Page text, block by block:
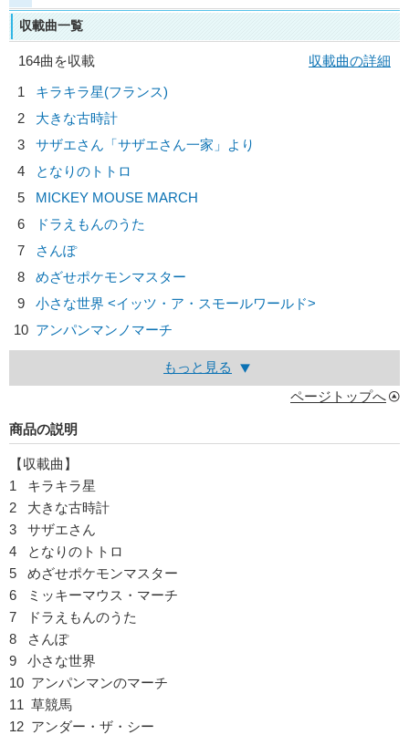
収載曲一覧
164曲を収載
収載曲の詳細
1
キラキラ星(フランス)
2
大きな古時計
3
サザエさん「サザエさん一家」より
4
となりのトトロ
5
MICKEY MOUSE MARCH
6
ドラえもんのうた
7
さんぽ
8
めざせポケモンマスター
9
小さな世界 <イッツ・ア・スモールワールド>
10 アンパンマンノマーチ
もっと見る
ページトップへ
商品の説明
【収載曲】
1 キラキラ星
2 大きな古時計
3 サザエさん
4 となりのトトロ
5 めざせポケモンマスター
6 ミッキーマウス・マーチ
7 ドラえもんのうた
8 さんぽ
9 小さな世界
10 アンパンマンのマーチ
11 草競馬
12 アンダー・ザ・シー